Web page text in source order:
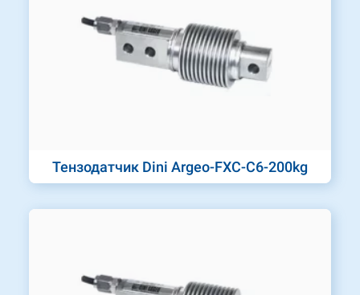
Тензодатчик Dini Argeo-FXC-C6-200kg